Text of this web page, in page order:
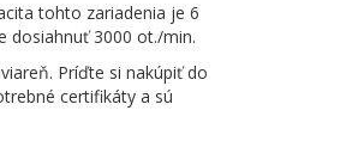
tohto zariadenia je 6
dosiahnuť 3000 ot./min.
Príďte si nakúpiť do
certifikáty a sú